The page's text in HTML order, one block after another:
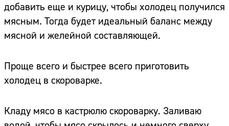
добавить еще и курицу, чтобы холодец получился
мясным. Тогда будет идеальный баланс между
мясной и желейной составляющей.
Проще всего и быстрее всего приготовить
холодец в скороварке.
Кладу мясо в кастрюлю скороварку. Заливаю